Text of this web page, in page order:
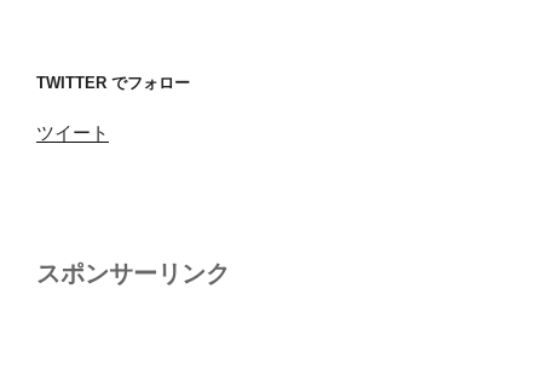
TWITTER でフォロー
ツイート
スポンサーリンク